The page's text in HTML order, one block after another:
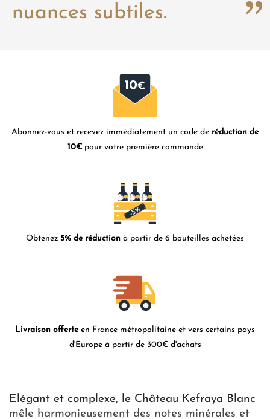
nuances subtiles.
Abonnez-vous et recevez immédiatement un code de réduction de
10€ pour votre première commande
Obtenez 5% de réduction à partir de 6 bouteilles achetées
Livraison offerteen France métropolitaine et vers certains pays
d'Europe à partir de 300€ d'achats
Elégant et complexe, le Château Kefraya Blanc
mêle harmonieusement des notes minérales et